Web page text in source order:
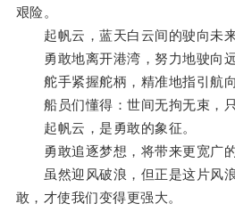
艰险。
起帆云，蓝天白云间的驶向未来
勇敢地离开港湾，努力地驶向远
舵手紧握舵柄，精准地指引航向
船员们懂得：世间无拘无束，只
起帆云，是勇敢的象征。
勇敢追逐梦想，将带来更宽广的
虽然迎风破浪，但正是这片风浪
敢，才使我们变得更强大。